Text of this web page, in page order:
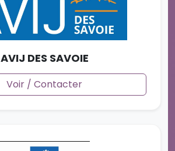
AVIJ DES SAVOIE
Voir / Contacter